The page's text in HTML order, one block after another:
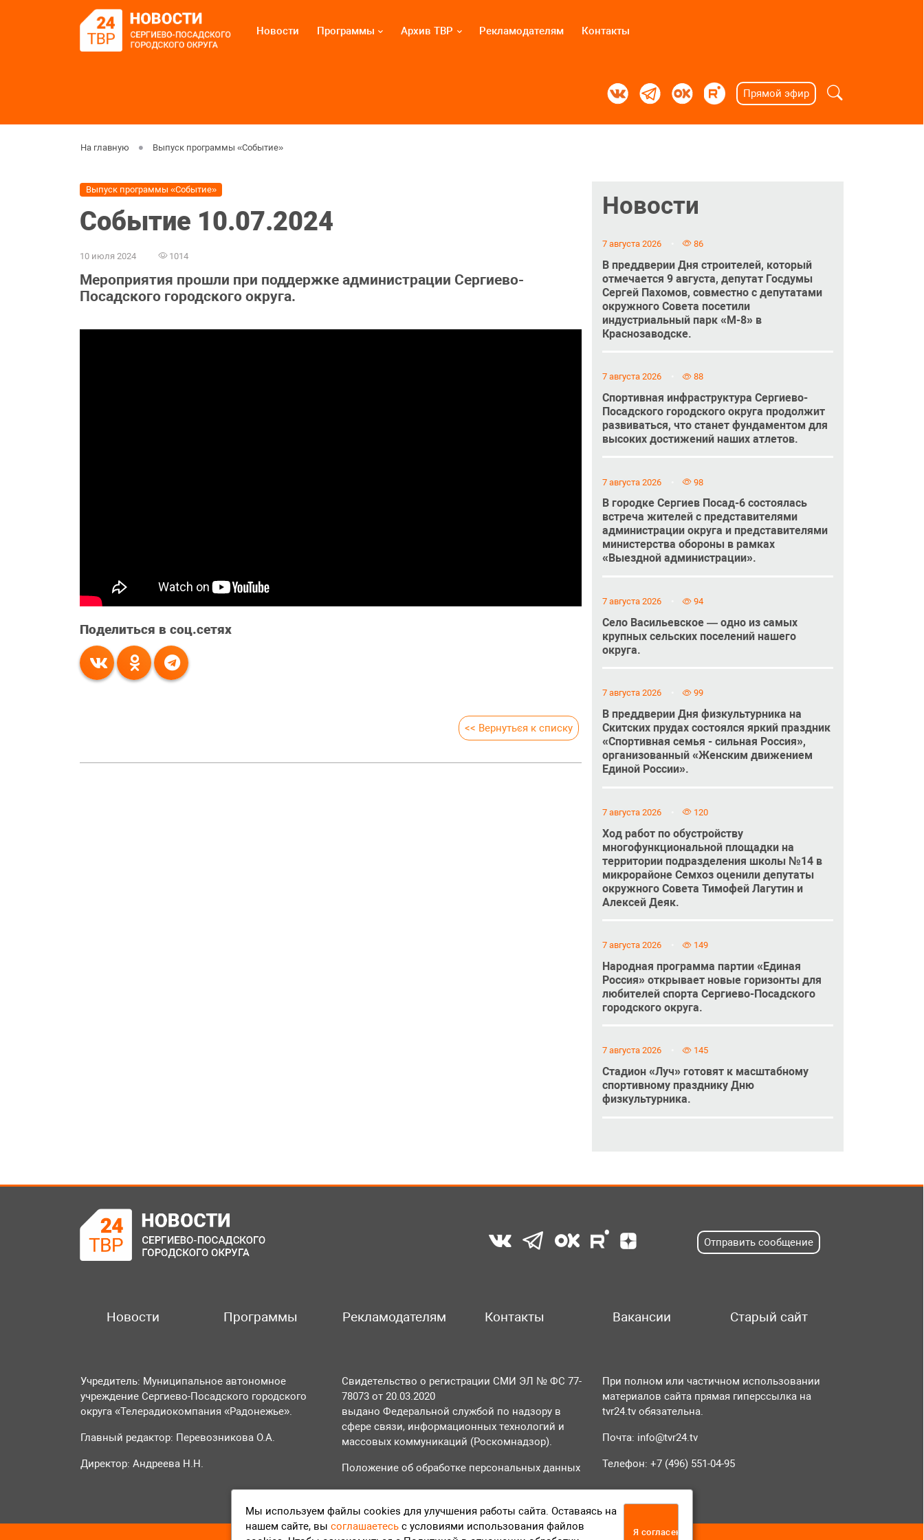
Новости Программы Архив ТВР Рекламодателям Контакты
Прямой эфир
На главную Выпуск программы «Событие»
Выпуск программы «Событие»
Событие 10.07.2024
10 июля 2024 1014
Мероприятия прошли при поддержке администрации Сергиево-
Посадского городского округа.
Поделиться в соц.сетях
<< Вернуться к списку
Новости
7 августа 2026 86
В преддверии Дня строителей, который
отмечается 9 августа, депутат Госдумы
Сергей Пахомов, совместно с депутатами
окружного Совета посетили
индустриальный парк «М-8» в
Краснозаводске.
7 августа 2026 88
Спортивная инфраструктура Сергиево-
Посадского городского округа продолжит
развиваться, что станет фундаментом для
высоких достижений наших атлетов.
7 августа 2026 98
В городке Сергиев Посад-6 состоялась
встреча жителей с представителями
администрации округа и представителями
министерства обороны в рамках
«Выездной администрации».
7 августа 2026 94
Село Васильевское — одно из самых
крупных сельских поселений нашего
округа.
7 августа 2026 99
В преддверии Дня физкультурника на
Скитских прудах состоялся яркий праздник
«Спортивная семья - сильная Россия»,
организованный «Женским движением
Единой России».
7 августа 2026 120
Ход работ по обустройству
многофункциональной площадки на
территории подразделения школы №14 в
микрорайоне Семхоз оценили депутаты
окружного Совета Тимофей Лагутин и
Алексей Деяк.
7 августа 2026 149
Народная программа партии «Единая
Россия» открывает новые горизонты для
любителей спорта Сергиево-Посадского
городского округа.
7 августа 2026 145
Стадион «Луч» готовят к масштабному
спортивному празднику Дню
физкультурника.
Отправить сообщение
Новости Программы Рекламодателям Контакты Вакансии Старый сайт
Учредитель: Муниципальное автономное
учреждение Сергиево-Посадского городского
округа «Телерадиокомпания «Радонежье».
Главный редактор: Перевозникова О.А.
Директор: Андреева Н.Н.
Свидетельство о регистрации СМИ ЭЛ № ФС 77-
78073 от 20.03.2020
выдано Федеральной службой по надзору в
сфере связи, информационных технологий и
массовых коммуникаций (Роскомнадзор).
Положение об обработке персональных данных
Согласие на обработку персональных данных
При полном или частичном использовании
материалов сайта прямая гиперссылка на
tvr24.tv обязательна.
Почта: info@tvr24.tv
Телефон: +7 (496) 551-04-95
Мы используем файлы cookies для улучшения работы сайта. Оставаясь на
нашем сайте, вы соглашаетесь с условиями использования файлов
Я согласен